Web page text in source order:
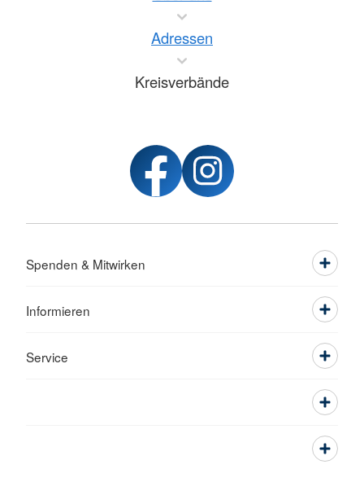
Adressen
Kreisverbände
Spenden & Mitwirken
Informieren
Service